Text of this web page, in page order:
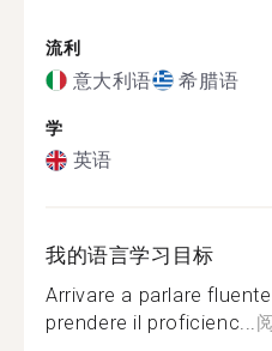
流利
意大利语 希腊语
学
英语
我的语言学习目标
Arrivare a parlare
prendere il proficienc...